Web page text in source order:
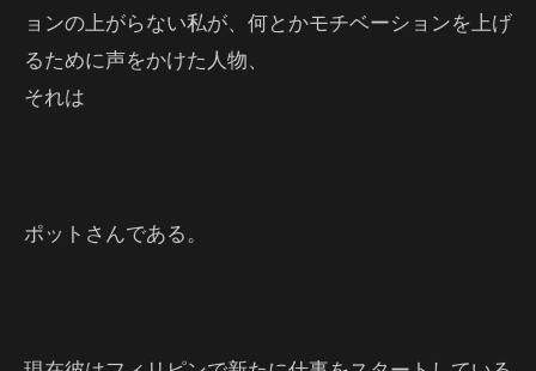
ョンの上がらない私が、何とかモチベーションを上げ
るために声をかけた人物、
それは
ポットさんである。